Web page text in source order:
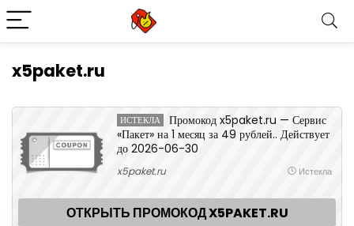
x5paket.ru
ИСТЕКЛА
Промокод x5paket.ru — Сервис
«Пакет» на 1 месяц за 49 рублей.. Действует
до 2026-06-30
x5paket.ru Истекла
ОТКРЫТЬ ПРОМОКОД X5PAKET.RU